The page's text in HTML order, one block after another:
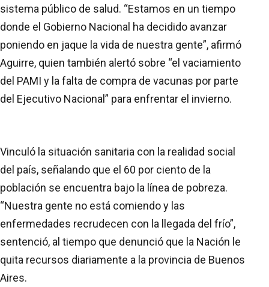
sistema público de salud. “Estamos en un tiempo
donde el Gobierno Nacional ha decidido avanzar
poniendo en jaque la vida de nuestra gente”, afirmó
Aguirre, quien también alertó sobre “el vaciamiento
del PAMI y la falta de compra de vacunas por parte
del Ejecutivo Nacional” para enfrentar el invierno.
Vinculó la situación sanitaria con la realidad social
del país, señalando que el 60 por ciento de la
población se encuentra bajo la línea de pobreza.
“Nuestra gente no está comiendo y las
enfermedades recrudecen con la llegada del frío”,
sentenció, al tiempo que denunció que la Nación le
quita recursos diariamente a la provincia de Buenos
Aires.